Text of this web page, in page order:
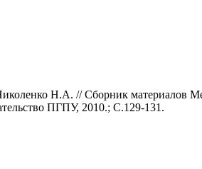
Н.А. // Сборник материалов
ПГПУ, 2010.; С.129-131.